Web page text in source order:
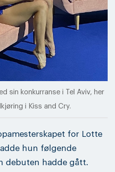
sin konkurranse i Tel Aviv, her
i Kiss and Cry.
for Lotte
hun følgende
debuten hadde gått.